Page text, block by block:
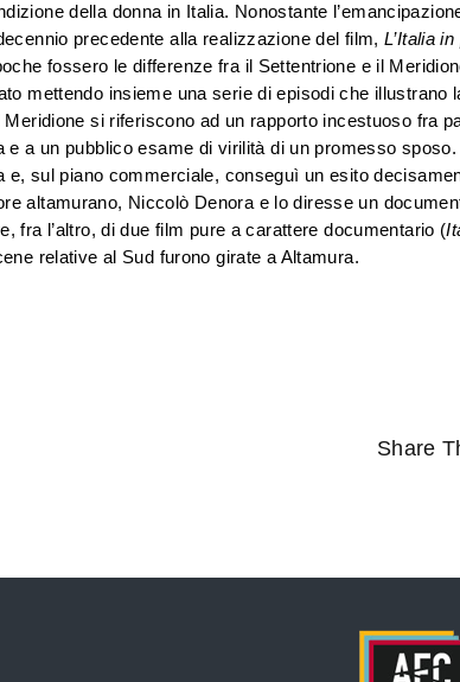
della donna in Italia. Nonostante
precedente alla realizzazione del film, L’Italia
fossero le differenze fra il Settentrione e il
mettendo insieme una serie di episodi che illustrano
si riferiscono ad un rapporto incestuoso fra
e a un pubblico esame di virilità di un promesso
e, sul piano commerciale, conseguì un esito
altamurano, Niccolò Denora e lo diresse un
fra l’altro, di due film pure a carattere documentario (
relative al Sud furono girate a Altamura.
Share